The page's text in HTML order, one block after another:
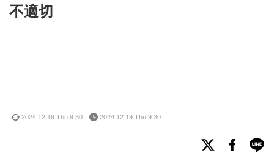
不適切
2024.12.19 Thu 9:30 2024.12.19 Thu 9:30